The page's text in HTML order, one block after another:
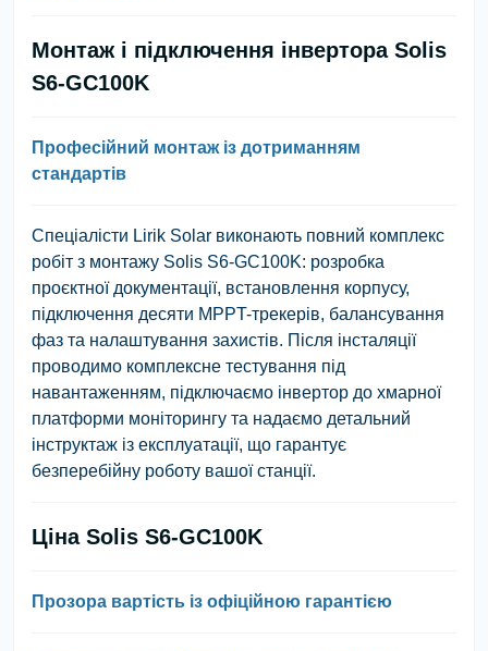
Монтаж і підключення інвертора Solis
S6-GC100K
Професійний монтаж із дотриманням
стандартів
Спеціалісти Lirik Solar виконають повний комплекс
робіт з монтажу Solis S6-GC100K: розробка
проєктної документації, встановлення корпусу,
підключення десяти MPPT-трекерів, балансування
фаз та налаштування захистів. Після інсталяції
проводимо комплексне тестування під
навантаженням, підключаємо інвертор до хмарної
платформи моніторингу та надаємо детальний
інструктаж із експлуатації, що гарантує
безперебійну роботу вашої станції.
Ціна Solis S6-GC100K
Прозора вартість із офіційною гарантією